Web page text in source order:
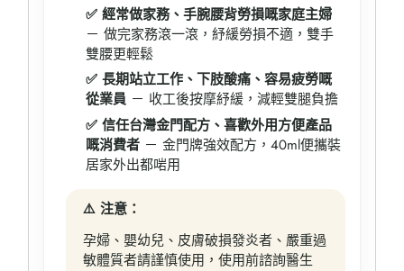
✅ 經常做家務、手腕腰背勞損嘅家庭主婦
－ 做完家務滾一滾，紓緩勞損不適，雙手
雙腰更輕鬆
✅ 長期站立工作、下肢酸痛、容易疲勞嘅
從業員 － 收工後按摩紓緩，減輕雙腿負擔
✅ 信任台灣金門配方、喜歡外用方便產品
嘅消費者 － 金門牌強效配方，40ml便攜裝
居家外出都啱用
⚠️ 注意：
孕婦、嬰幼兒、皮膚破損發炎者、嚴重過
敏體質者請謹慎使用，使用前諮詢醫生